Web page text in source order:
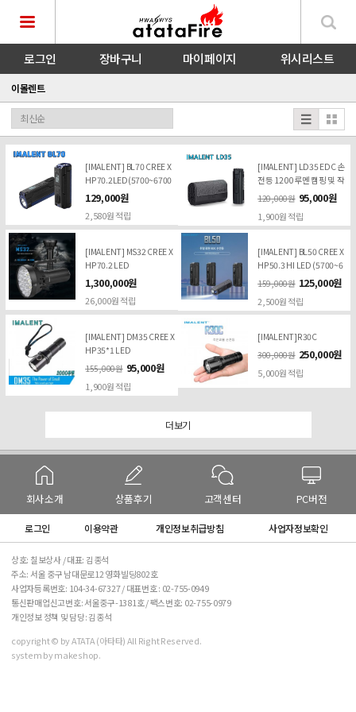
로그인 장바구니 마이페이지 위시리스트
이몰렌트
[IMALENT] BL70 CREE X
HP70.2LED(5700~6700
K)+빨간LED1개
129,000원
2,580원 적립
[IMALENT] LD35 EDC 손
전등 1200 루멘 캠핑 및 작
업 조명
120,000원 95,000원
1,900원 적립
[IMALENT] MS32 CREE X
HP70.2 LED
1,300,000원
26,000원 적립
[IMALENT] BL50 CREE X
HP50.3 HI LED (5700~6
700K) 3600루멘
159,000원 125,000원
2,500원 적립
[IMALENT] DM35 CREE X
HP35*1 LED
155,000원 95,000원
1,900원 적립
[IMALENT]R30C
300,000원 250,000원
5,000원 적립
더보기
회사소개 상품후기 고객센터 PC버전
로그인 이용약관 개인정보취급방침 사업자정보확인
상호: 칠보상사 / 대표: 김종석
주소: 서울 중구 남대문로12 영화빌딩802호
사업자등록번호: 104-34-67327 / 대표번호 : 02-755-0949
통신판매업신고번호: 서울중구-1381호 / 팩스번호: 02-755-0979
개인정보 정책 및 담당: 김종석
copyright © by ATATA (아타타) All Right Reserved.
system by makeshop.